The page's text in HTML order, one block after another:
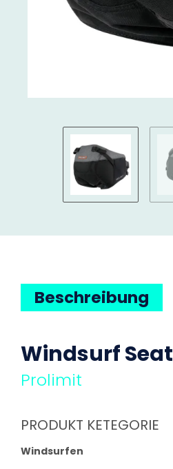
Beschreibung
Windsurf Seat
Prolimit
PRODUKT KETEGORIE
Windsurfen